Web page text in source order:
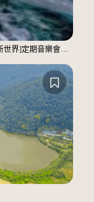
[聲情交響系列 山長水流永不移—馬蘭姑娘‧新世界]定期音樂會【聲情交響九】山長水流永不移—馬蘭姑娘．新世界